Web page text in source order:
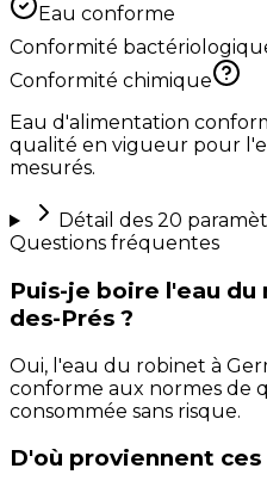
Eau conforme
Conformité
Conformité chimique
Eau d'alimentation
qualité en vigueur pour
mesurés.
Détail des 20
Questions fréquentes
Puis-je boire l'eau
des-Prés ?
Oui, l'eau du robinet à
conforme aux normes de
consommée sans risque.
D'où proviennent ces